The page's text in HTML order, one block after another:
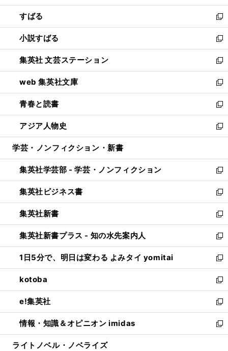
開
く
ウ
で
開
く
ン
ド
ウ
で
開
く
すばる
新
し
い
ウ
ィ
ン
ド
ウ
で
開
く
小説すばる
新
し
い
ウ
ィ
ン
ド
ウ
で
開
集英社 文芸ステーション
新
し
い
ウ
ィ
ン
ド
ウ
開
く
web 集英社文庫
新
し
い
ウ
ィ
ン
ウ
で
開
く
青春と読書
新
し
い
ウ
ン
ド
ウ
で
開
く
アジア人物史
新
し
ウ
ィ
ン
ド
ウ
で
開
く
学芸・ノンフィクション・新書
集英社学芸部 - 学芸・ノンフィクション
新
し
い
ウ
ィ
ン
ド
ウ
で
開
く
集英社ビジネス書
新
し
い
ウ
ィ
ン
ド
ウ
で
開
く
集英社新書
新
し
い
ウ
ィ
ン
ド
ウ
で
開
く
集英社新書プラス - 知の水先案内人
新
し
い
ウ
ィ
ン
ド
ウ
で
開
1日5分で、明日は変わる よみタイ yomitai
新
し
い
ウ
ィ
ン
ド
ウ
kotoba
新
し
い
ウ
ィ
ン
e!集英社
新
し
い
ウ
情報・知識＆オピニオン imidas
新
し
ライトノベル・ノベライズ